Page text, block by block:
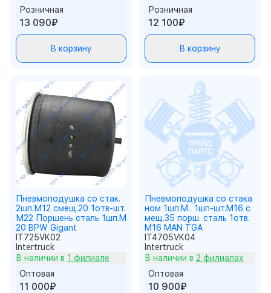
Розничная
13 090₽
В корзину
Розничная
12 100₽
В корзину
Пневмоподушка со стак.
2шп.М12 смещ.20 1отв-шт.
М22 Поршень сталь 1шп.M
20 BPW Gigant
IT725VK02
Intertruck
В наличии в 1 филиале
Оптовая
11 000₽
Пневмоподушка со стака
ном 1шп.M.. 1шп-шт.M16 с
мещ.35 порш. сталь 1отв.
M16 MAN TGA
IT4705VK04
Intertruck
В наличии в 2 филиалах
Оптовая
10 900₽